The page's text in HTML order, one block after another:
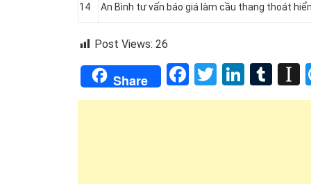
14 An Bình tư vấn báo giá làm cầu thang thoát
Post Views: 26
Share Facebook
Twitter